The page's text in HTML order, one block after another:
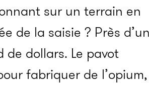
sur un terrain en
de la saisie ? Près
dollars. Le pavot
fabriquer de